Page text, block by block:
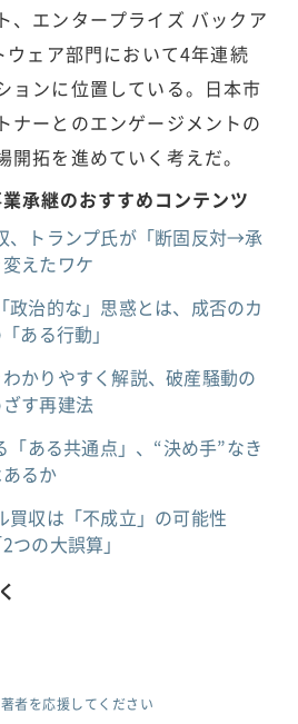
、エンタープライズ バックア
ェア部門において4年連続
ョンに位置している。日本市
ナーとのエンゲージメントの
拓を進めていく考えだ。
承継のおすすめコンテンツ
、トランプ氏が「断固反対→承
えたワケ
政治的な」思惑とは、成否のカ
ある行動」
かりやすく解説、破産騒動の
す再建法
ある共通点」、“決め手”なき
るか
買収は「不成立」の可能性
の大誤算」
者を応援してください